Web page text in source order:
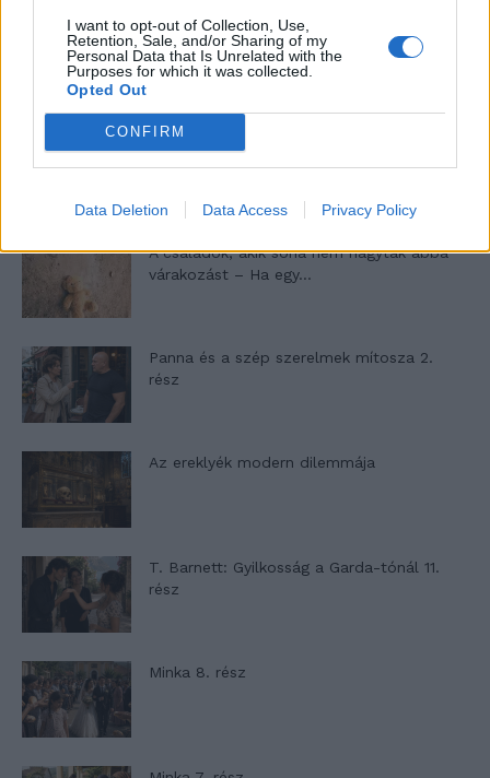
I want to opt-out of Collection, Use,
Retention, Sale, and/or Sharing of my
Personal Data that Is Unrelated with the
Purposes for which it was collected.
Opted Out
CONFIRM
Data Deletion Data Access Privacy Policy
10 tanács, ha jobban akarod érezni magad
a hétköznapokban
Egy ház, amely a tengerre és a fényre
nyílik – Villa...
A családok, akik soha nem hagyták abba
várakozást – Ha egy...
Panna és a szép szerelmek mítosza 2.
rész
Az ereklyék modern dilemmája
T. Barnett: Gyilkosság a Garda-tónál 11.
rész
Minka 8. rész